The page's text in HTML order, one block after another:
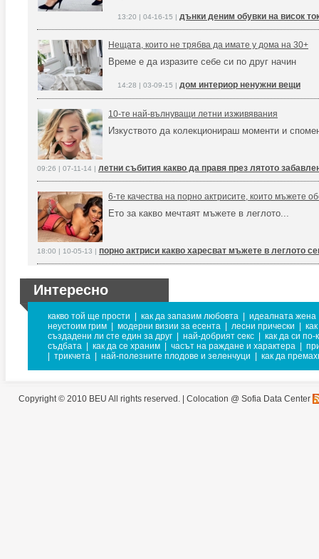
13:20 | 04-16-15 | дънки деним обувки на висок
Нещата, които не трябва да имате у дома на 30+
Време е да изразите себе си по друг начин
14:28 | 03-09-15 | дом интериор ненужни вещи
10-те най-вълнуващи летни изживявания
Изкуството да колекционираш моменти и
09:26 | 07-11-14 | летни събития какво да правя през лятото
6-те качества на порно актрисите, които мъжете
Ето за какво мечтаят мъжете в леглото...
18:00 | 10-05-13 | порно актриси какво харесват мъжете в леглото
Интересно
какво той ще прости как да запазим любовта
идеалната жена
неустоим грим
модерни визии за есента лесни прически
създадени ли сте един за друг
най-добрият секс
как да си по-
съдбата
как да се храним часът на раждане и характера
трикчета най-полезните плодове и зеленчуци как да
Copyright © 2010 BEU All rights reserved. | Colocation @ Sofia Data Center